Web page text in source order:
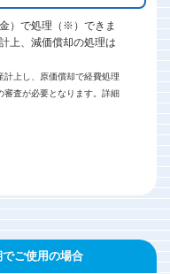
）で処理（※）できま
上、減価償却の処理は
上し、原価償却で経費処理
審査が必要となります。詳細
ご使用の場合